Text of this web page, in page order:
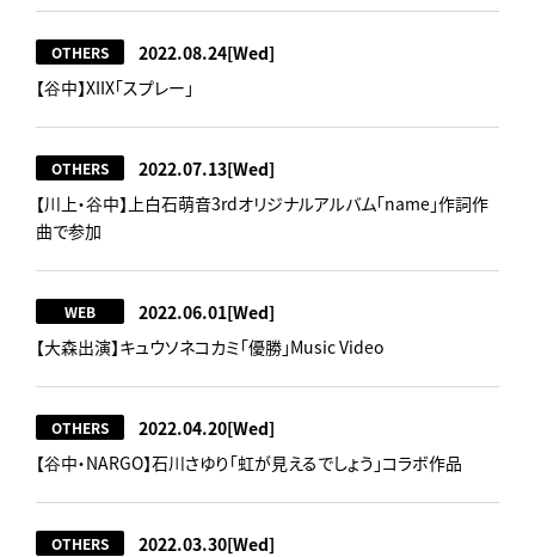
OTHERS 2022.08.24[Wed]
【谷中】XIIX「スプレー」
OTHERS 2022.07.13[Wed]
【川上・谷中】上白石萌音3rdオリジナルアルバム「name」作詞作
曲で参加
WEB 2022.06.01[Wed]
【大森出演】キュウソネコカミ「優勝」Music Video
OTHERS 2022.04.20[Wed]
【谷中・NARGO】石川さゆり「虹が見えるでしょう」コラボ作品
OTHERS 2022.03.30[Wed]